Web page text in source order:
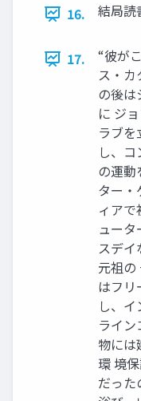
16. 結局読
17.
“彼が
ス・カ
の後
に ジ
ラブ
し、
の運動
ター・
ィア
ュータ
スデイ
元祖の
はフリ
し、
ライ
物には
環 境
だった